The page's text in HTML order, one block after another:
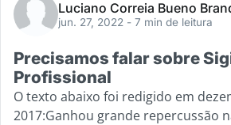
Luciano Correia Bueno
jun. 27, 2022 - 7 min de leitura
Precisamos falar sobre
Profissional
O texto abaixo foi redigido em
2017:Ganhou grande repercussão